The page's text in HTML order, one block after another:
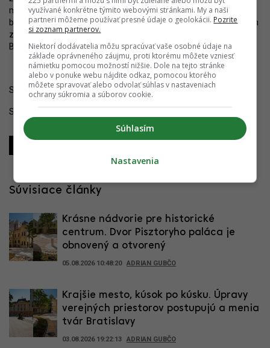
mobilitou. Expertinaznačujú, že žiaci, ktorí do školy idú pešo či na
bicykli, dosahujú lepšie študijné výsledky. Mesto si tak zvolilo jeden
z najlepších a zároveň najjednoduchších spôsobov, ako urobiť
Bratislavu lepším miestom.
Sledujte YIM.BA naInstagrame.
Sledujte YIM.BA na
Súvisiace články
Krásne nádvorie pre historické
centrum. Dvor Pisztoryho paláca je
obnovený a otvorený
05.08.2026 10:48:20 ADRIAN GUBČO
Krajšie mesto, kúsok po kúsku. Úpravy
verejných priestorov postupujú a menia
tvár Bratislavy
03.08.2026 19:22:13 ADRIAN GUBČO
využívané konkrétne týmito webovými stránkami. My a naši
partneri môžeme používať presné údaje o geolokácii. Pozrite
si zoznam partnerov.
Niektorí dodávatelia môžu spracúvať vaše osobné údaje na
základe oprávneného záujmu, proti ktorému môžete vzniesť
námietku pomocou možností nižšie. Dole na tejto stránke
alebo v ponuke webu nájdite odkaz, pomocou ktorého
môžete spravovať alebo odvolať súhlas v nastaveniach
ochrany súkromia a súborov cookie.
Súhlasím
Nastavenia